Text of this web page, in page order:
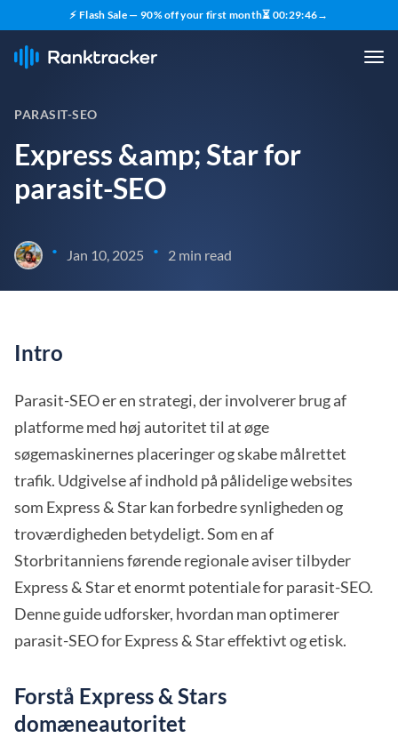
⚡ Flash Sale — 90% off your first month⏳ 00:29:45→
PARASIT-SEO
Express &amp; Star for
parasit-SEO
• Jan 10, 2025 • 2 min read
Intro
Parasit-SEO er en strategi, der involverer brug af
platforme med høj autoritet til at øge
søgemaskinernes placeringer og skabe målrettet
trafik. Udgivelse af indhold på pålidelige websites
som Express & Star kan forbedre synligheden og
troværdigheden betydeligt. Som en af
Storbritanniens førende regionale aviser tilbyder
Express & Star et enormt potentiale for parasit-SEO.
Denne guide udforsker, hvordan man optimerer
parasit-SEO for Express & Star effektivt og etisk.
Forstå Express & Stars
domæneautoritet